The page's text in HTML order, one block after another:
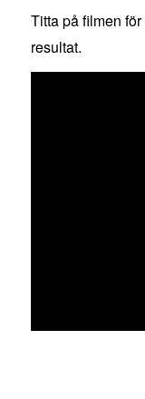
Titta på filmen
resultat.